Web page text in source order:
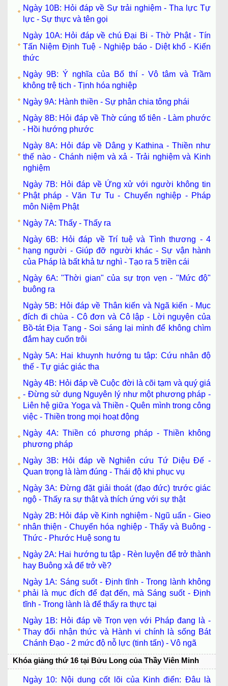
Ngày 10B: Hỏi đáp về Sự trải nghiệm - Tha lực Tự
lực - Sự thực và tên gọi
Ngày 10A: Hỏi đáp về chú Đại Bi - Thờ Phật - Tín
Tấn Niệm Định Tuệ - Nghiệp báo - Diệt khổ - Kiến
thức
Ngày 9B: Ý nghĩa của Bố thí - Vô tâm và Trầm
không trệ tịch - Tịnh hóa nghiệp
Ngày 9A: Hành thiền - Sự phân chia tông phái
Ngày 8B: Hỏi đáp về Thờ cúng tổ tiên - Làm phước
- Hồi hướng phước
Ngày 8A: Hỏi đáp về Dâng y Kathina - Thiền như
thế nào - Chánh niệm và xả - Trải nghiệm và Kinh
nghiệm
Ngày 7B: Hỏi đáp về Ứng xử với người không tin
Phật pháp - Văn Tư Tu - Chuyển nghiệp - Pháp
môn Niệm Phật
Ngày 7A: Thấy - Thấy ra
Ngày 6B: Hỏi đáp về Trí tuệ và Tình thương - 4
hạng người - Giúp đỡ người khác - Sự vận hành
của Pháp là bất khả tư nghì - Tạo ra 5 triền cái
Ngày 6A: "Thời gian" của sự trọn vẹn - "Mức độ"
buông ra
Ngày 5B: Hỏi đáp về Thân kiến và Ngã kiến - Mục
đích đi chùa - Cô đơn và Cô lập - Lời nguyện của
Bồ-tát Địa Tạng - Soi sáng lại mình để không chìm
đắm hay cuốn trôi
Ngày 5A: Hai khuynh hướng tu tập: Cứu nhân độ
thế - Tự giác giác tha
Ngày 4B: Hỏi đáp về Cuộc đời là cõi tạm và quý giá
- Đừng sử dụng Nguyên lý như một phương pháp -
Liên hệ giữa Yoga và Thiền - Quên mình trong công
việc - Thiền trong mọi hoạt động
Ngày 4A: Thiền có phương pháp - Thiền không
phương pháp
Ngày 3B: Hỏi đáp về Nghiên cứu Tứ Diệu Đế -
Quan trọng là làm đúng - Thái độ khi phục vụ
Ngày 3A: Đừng đặt giải thoát (đạo đức) trước giác
ngộ - Thấy ra sự thật và thích ứng với sự thật
Ngày 2B: Hỏi đáp về Kinh nghiệm - Ngũ uẩn - Gieo
nhân thiện - Chuyển hóa nghiệp - Thấy và Buông -
Thức - Phước Huệ song tu
Ngày 2A: Hai hướng tu tập - Rèn luyện để trở thành
hay Buông xả để trở về?
Ngày 1A: Sáng suốt - Định tĩnh - Trong lành không
phải là mục đích để đạt đến, mà Sáng suốt - Định
tĩnh - Trong lành là để thấy ra thực tại
Ngày 1B: Hỏi đáp về Trọn vẹn với Pháp đang là -
Thay đổi nhận thức và Hành vi chính là sống Bát
Chánh Đạo - 2 mức độ nỗ lực (tinh tấn) - Vô ngã
Khóa giảng thứ 16 tại Bửu Long của Thầy Viên Minh
Ngày 10: Nội dung cốt lõi của Kinh điển: Đâu là